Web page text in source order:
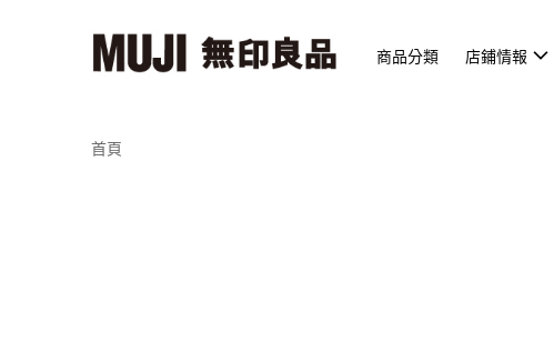
商品分類 店鋪情報
首頁